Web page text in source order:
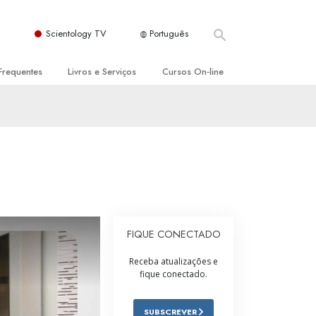
Scientology TV Português
Livros e Serviços
Introdutórios
Cursos On‑line
Ajudas para Doenças e Ferimentos
Integridade e Honestidade
Casamento
A Escala de Tom Emocional
FIQUE CONECTADO
Receba atualizações e
fique conectado.
SUBSCREVER